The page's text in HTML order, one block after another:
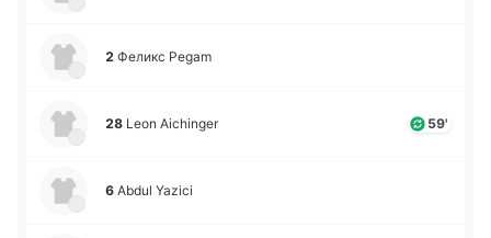
2 Феликс Pegam
28 Leon Aichinger 59'
6 Abdul Yazici